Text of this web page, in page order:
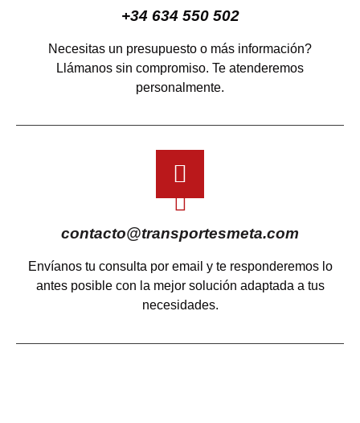
+34 634 550 502
Necesitas un presupuesto o más información?
Llámanos sin compromiso. Te atenderemos
personalmente.
contacto@transportesmeta.com
Envíanos tu consulta por email y te responderemos lo
antes posible con la mejor solución adaptada a tus
necesidades.